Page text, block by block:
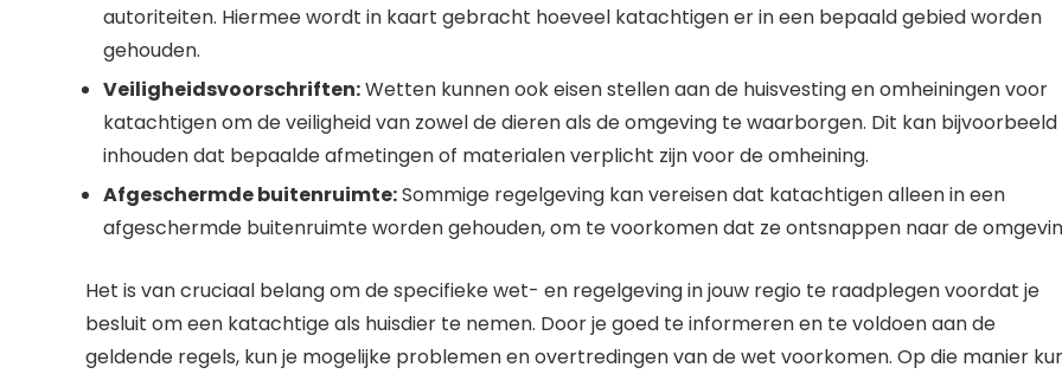
autoriteiten. Hiermee wordt in kaart gebracht hoeveel katachtigen er in een bepaald gebied worden
gehouden.
Veiligheidsvoorschriften:Wetten kunnen ook eisen stellen aan de huisvesting en omheiningen voor
katachtigen om de veiligheid van zowel de dieren als de omgeving te waarborgen. Dit kan bijvoorbeeld
inhouden dat bepaalde afmetingen of materialen verplicht zijn voor de omheining.
Afgeschermde buitenruimte:Sommige regelgeving kan vereisen dat katachtigen alleen in een
afgeschermde buitenruimte worden gehouden, om te voorkomen dat ze ontsnappen naar de
Het is van cruciaal belang om de specifieke wet- en regelgeving in jouw regio te raadplegen voordat je
besluit om een katachtige als huisdier te nemen. Door je goed te informeren en te voldoen aan de
geldende regels, kun je mogelijke problemen en overtredingen van de wet voorkomen. Op die manier